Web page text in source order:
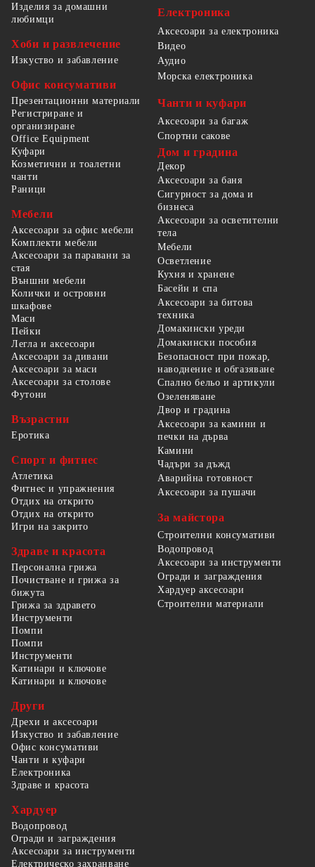
Изделия за домашни
любимци
Хоби и развлечение
Изкуство и забавление
Офис консумативи
Презентационни материали
Регистриране и
организиране
Office Equipment
Електроника
Аксесоари за електроника
Видео
Аудио
Морска електроника
Чанти и куфари
Аксесоари за багаж
Спортни сакове
Куфари
Козметични и тоалетни
чанти
Раници
Мебели
Аксесоари за офис мебели
Комплекти мебели
Аксесоари за паравани за
стая
Външни мебели
Колички и островни
шкафове
Маси
Пейки
Легла и аксесоари
Аксесоари за дивани
Аксесоари за маси
Аксесоари за столове
Футони
Възрастни
Еротика
Спорт и фитнес
Атлетика
Фитнес и упражнения
Отдих на открито
Отдих на открито
Игри на закрито
Здраве и красота
Персонална грижа
Почистване и грижа за
бижута
Грижа за здравето
Дом и градина
Декор
Аксесоари за баня
Сигурност за дома и
бизнеса
Аксесоари за осветителни
тела
Мебели
Осветление
Кухня и хранене
Басейн и спа
Аксесоари за битова
техника
Домакински уреди
Домакински пособия
Безопасност при пожар,
наводнение и обгазяване
Спално бельо и артикули
Озеленяване
Двор и градина
Аксесоари за камини и
печки на дърва
Камини
Чадъри за дъжд
Аварийна готовност
Аксесоари за пушачи
За майстора
Строителни консумативи
Водопровод
Аксесоари за инструменти
Огради и заграждения
Хардуер аксесоари
Строителни материали
Инструменти
Помпи
Помпи
Инструменти
Катинари и ключове
Катинари и ключове
Други
Дрехи и аксесоари
Изкуство и забавление
Офис консумативи
Чанти и куфари
Електроника
Здраве и красота
Хардуер
Водопровод
Огради и заграждения
Аксесоари за инструменти
Електрическо захранване